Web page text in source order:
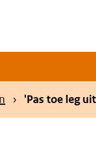
'Pas toe leg